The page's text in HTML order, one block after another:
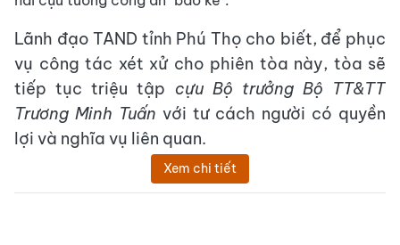
Lãnh đạo TAND tỉnh Phú Thọ cho biết, để phục
vụ công tác xét xử cho phiên tòa này, tòa sẽ
tiếp tục triệu tập cựu Bộ trưởng Bộ TT&TT
Trương Minh Tuấn với tư cách người có quyền
lợi và nghĩa vụ liên quan.
Xem chi tiết